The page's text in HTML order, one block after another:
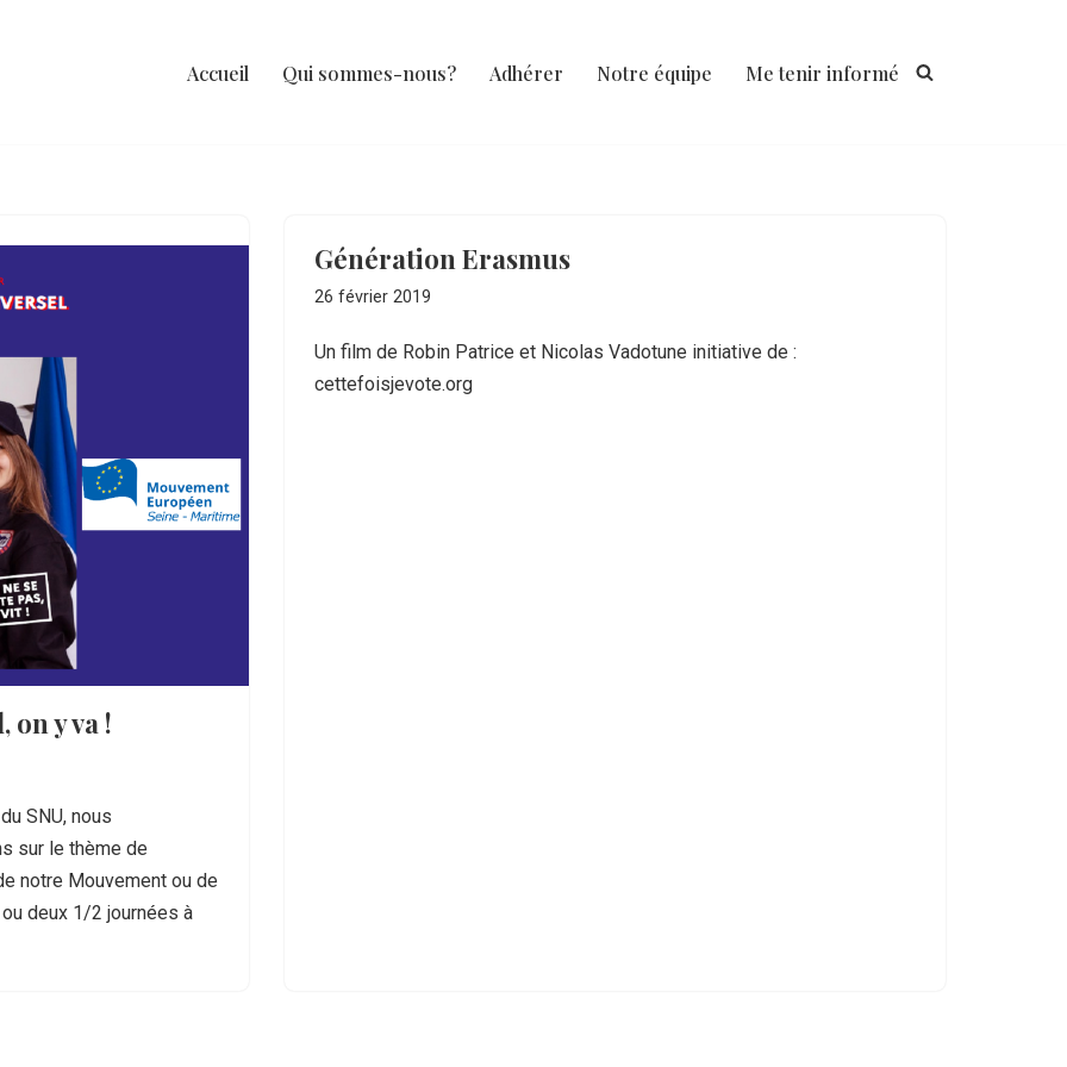
Accueil Qui sommes-nous? Adhérer Notre équipe Me tenir informé
on y va !
SNU, nous
sur le thème de
notre Mouvement ou de
deux 1/2 journées à
Génération Erasmus
26 février 2019
Un film de Robin Patrice et Nicolas Vadotune initiative de :
cettefoisjevote.org